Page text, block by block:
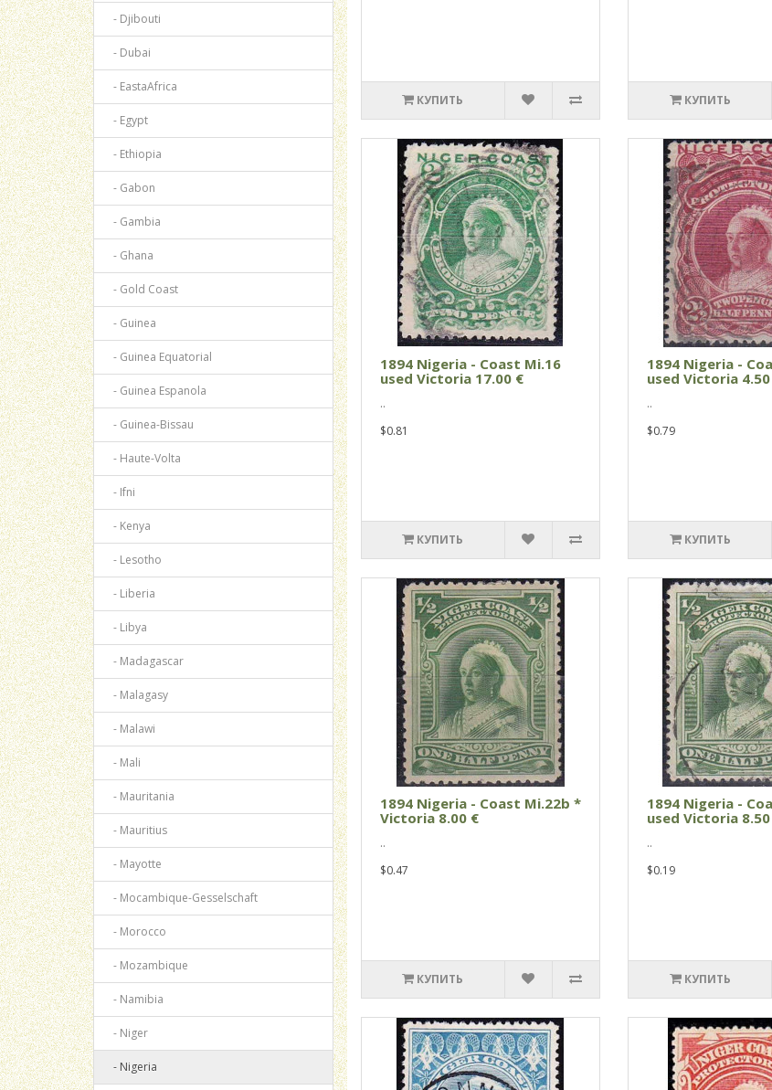
- Djibouti
- Dubai
- EastaAfrica
- Egypt
- Ethiopia
- Gabon
- Gambia
- Ghana
- Gold Coast
- Guinea
- Guinea Equatorial
- Guinea Espanola
- Guinea-Bissau
- Haute-Volta
- Ifni
- Kenya
- Lesotho
- Liberia
- Libya
- Madagascar
- Malagasy
- Malawi
- Mali
- Mauritania
- Mauritius
- Mayotte
- Mocambique-Gesselschaft
- Morocco
- Mozambique
- Namibia
- Niger
- Nigeria
КУПИТЬ КУПИТЬ
1894 Nigeria - Coast Mi.16
used Victoria 17.00 €
..
$0.81
КУПИТЬ
1894 Nigeria -
used Victoria
..
$0.79
КУПИТЬ
1894 Nigeria - Coast Mi.22b *
Victoria 8.00 €
..
$0.47
КУПИТЬ
1894 Nigeria -
used Victoria
..
$0.19
КУПИТЬ